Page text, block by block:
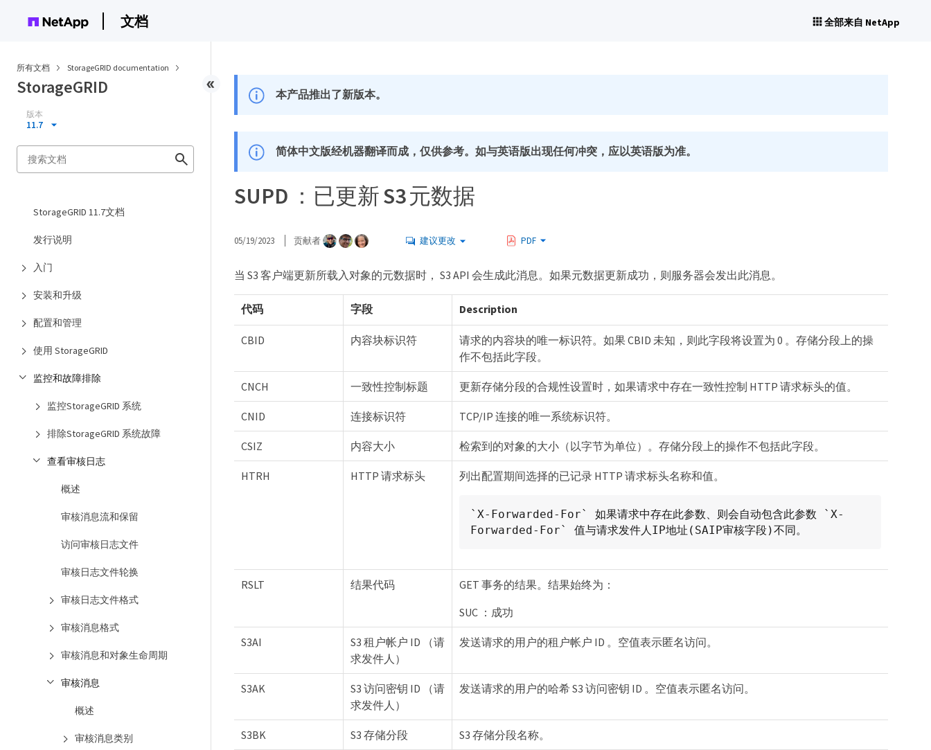
文档 全部来自 NetApp
所有文档 StorageGRID documentation
StorageGRID
版本
11.7
StorageGRID 11.7文档
发行说明
入门
安装和升级
配置和管理
使用 StorageGRID
监控和故障排除
监控StorageGRID 系统
排除StorageGRID 系统故障
查看审核日志
概述
审核消息流和保留
访问审核日志文件
审核日志文件轮换
审核日志文件格式
审核消息格式
审核消息和对象生命周期
审核消息
概述
审核消息类别
本产品推出了新版本。
简体中文版经机器翻译而成，仅供参考。如与英语版出现任何冲突，应以英语版为准。
SUPD ：已更新 S3 元数据
05/19/2023 贡献者 建议更改 PDF
当 S3 客户端更新所载入对象的元数据时， S3 API 会生成此消息。如果元数据更新成功，则服务器会发出此消息。
代码 字段 Description
CBID 内容块标识符
请求的内容块的唯一标识符。如果 CBID 未知，则此字段将设置为 0 。存储分段上的操
作不包括此字段。
CNCH 一致性控制标题 更新存储分段的合规性设置时，如果请求中存在一致性控制 HTTP 请求标头的值。
CNID 连接标识符 TCP/IP 连接的唯一系统标识符。
CSIZ 内容大小 检索到的对象的大小（以字节为单位）。存储分段上的操作不包括此字段。
HTRH HTTP 请求标头 列出配置期间选择的已记录 HTTP 请求标头名称和值。
`X-Forwarded-For` 如果请求中存在此参数、则会自动包含此参数 `X-
Forwarded-For` 值与请求发件人IP地址(SAIP审核字段)不同。
RSLT 结果代码
GET 事务的结果。结果始终为：
SUC ：成功
S3AI
S3 租户帐户 ID （请
求发件人）
发送请求的用户的租户帐户 ID 。空值表示匿名访问。
S3AK
S3 访问密钥 ID （请
求发件人）
发送请求的用户的哈希 S3 访问密钥 ID 。空值表示匿名访问。
S3BK S3 存储分段 S3 存储分段名称。